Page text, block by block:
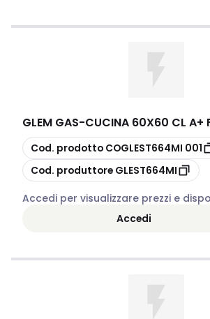
GLEM GAS-CUCINA 60X60 CL A+
copia
Cod. prodotto
COGLEST664MI 001
copia
Cod. produttore GLEST664MI
Accedi per visualizzare prezzi e
Accedi